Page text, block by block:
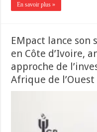
En savoir plus »
EMpact lance son
en Côte d’Ivoire,
approche de
Afrique de l’Ouest